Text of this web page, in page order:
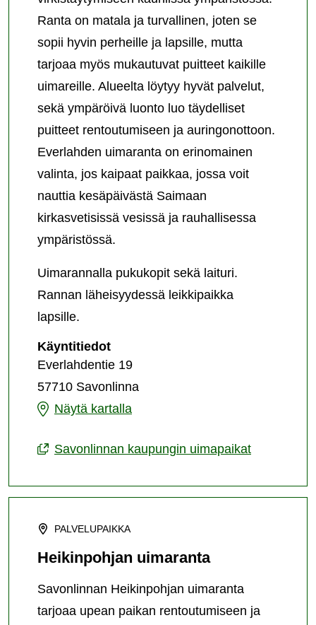
Ranta on matala ja turvallinen, joten se
sopii hyvin perheille ja lapsille, mutta
tarjoaa myös mukautuvat puitteet kaikille
uimareille. Alueelta löytyy hyvät palvelut,
sekä ympäröivä luonto luo täydelliset
puitteet rentoutumiseen ja auringonottoon.
Everlahden uimaranta on erinomainen
valinta, jos kaipaat paikkaa, jossa voit
nauttia kesäpäivästä Saimaan
kirkasvetisissä vesissä ja rauhallisessa
ympäristössä.
Uimarannalla pukukopit sekä laituri.
Rannan läheisyydessä leikkipaikka
lapsille.
KäyntitiedotEverlahden
uimaranta
Everlahdentie 19
57710 Savonlinna
Näytä kartalla
Everlahden
Savonlinnan kaupungin uimapaikat
PALVELUPAIKKA
Heikinpohjan uimaranta
Savonlinnan Heikinpohjan uimaranta
tarjoaa upean paikan rentoutumiseen ja